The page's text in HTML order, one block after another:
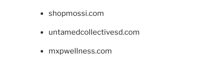
shopmossi.com
untamedcollectivesd.com
mxpwellness.com